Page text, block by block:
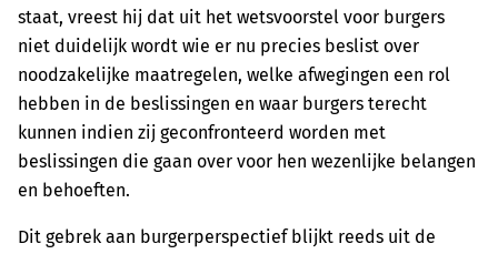
staat, vreest hij dat uit het wetsvoorstel voor burgers
niet duidelijk wordt wie er nu precies beslist over
noodzakelijke maatregelen, welke afwegingen een rol
hebben in de beslissingen en waar burgers terecht
kunnen indien zij geconfronteerd worden met
beslissingen die gaan over voor hen wezenlijke belangen
en behoeften.
Dit gebrek aan burgerperspectief blijkt reeds uit de